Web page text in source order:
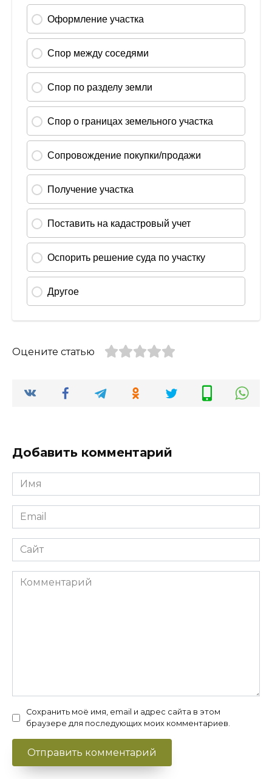
Оцените статью
Добавить комментарий
Имя
*
Email
*
Сайт
Комментарий
Сохранить моё имя, email и адрес сайта в этом
браузере для последующих моих комментариев.